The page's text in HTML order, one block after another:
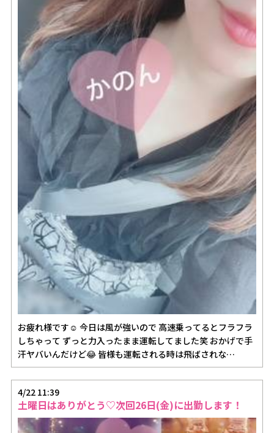
お疲れ様です☺️ 今日は風が強いので 高速乗ってるとフラフラ
しちゃって ずっと力入ったまま運転してました笑 おかげで手
汗ヤバいんだけど😂 皆様も運転される時は飛ばされな…
4/22 11:39
土曜日はありがとう♡次回26日(金)に出勤します！